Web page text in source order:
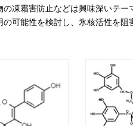
凍霜害防止などは興味深いテ
可能性を検討し、氷核活性を阻